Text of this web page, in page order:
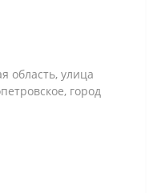
область, улица
город